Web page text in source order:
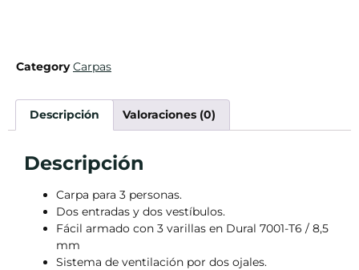
Category Carpas
Descripción Valoraciones (0)
Descripción
Carpa para 3 personas.
Dos entradas y dos vestíbulos.
Fácil armado con 3 varillas en Dural 7001-T6 / 8,5
mm
Sistema de ventilación por dos ojales.